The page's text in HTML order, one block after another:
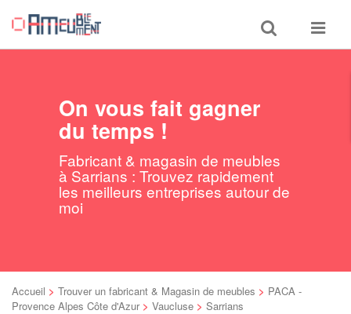
Toggle
search
Toggle
On vous fait gagner
du temps !
Fabricant & magasin de meubles
à Sarrians : Trouvez rapidement
les meilleurs entreprises autour de
moi
Accueil > Trouver un fabricant & Magasin de meubles > PACA -
Provence Alpes Côte d'Azur > Vaucluse > Sarrians